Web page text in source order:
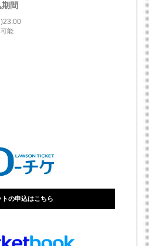
OFFICIAL FAN CLUB
CLUB
FAN CLUB
FAN CLUB
CLUB
FAN CLUB
OFFICIAL FAN CLUB
OFFICIAL FAN CLUB
間
能
トの申込はこちら